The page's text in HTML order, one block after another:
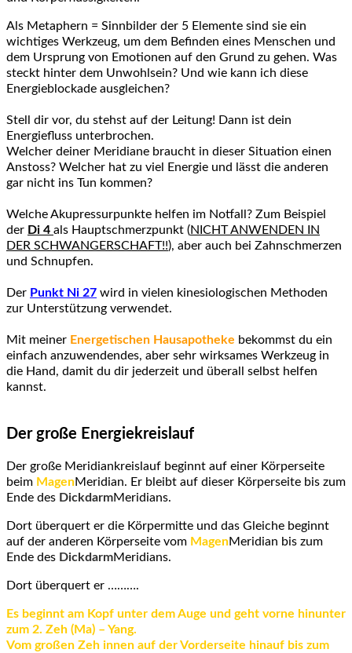
Als Metaphern = Sinnbilder der 5 Elemente sind sie ein
wichtiges Werkzeug, um dem Befinden eines Menschen und
dem Ursprung von Emotionen auf den Grund zu gehen. Was
steckt hinter dem Unwohlsein? Und wie kann ich diese
Energieblockade ausgleichen?
Stell dir vor, du stehst auf der Leitung! Dann ist dein
Energiefluss unterbrochen.
Welcher deiner Meridiane braucht in dieser Situation einen
Anstoss? Welcher hat zu viel Energie und lässt die anderen
gar nicht ins Tun kommen?
Welche Akupressurpunkte helfen im Notfall? Zum Beispiel
der Di 4 als Hauptschmerzpunkt (NICHT ANWENDEN IN
DER SCHWANGERSCHAFT!!), aber auch bei Zahnschmerzen
und Schnupfen.
Der Punkt Ni 27 wird in vielen kinesiologischen Methoden
zur Unterstützung verwendet.
Mit meiner Energetischen Hausapotheke bekommst du ein
einfach anzuwendendes, aber sehr wirksames Werkzeug in
die Hand, damit du dir jederzeit und überall selbst helfen
kannst.
Der große Energiekreislauf
Der große Meridiankreislauf beginnt auf einer Körperseite
beim MagenMeridian. Er bleibt auf dieser Körperseite bis zum
Ende des DickdarmMeridians.
Dort überquert er die Körpermitte und das Gleiche beginnt
auf der anderen Körperseite vom MagenMeridian bis zum
Ende des DickdarmMeridians.
Dort überquert er ……….
Es beginnt am Kopf unter dem Auge und geht vorne hinunter
zum 2. Zeh (Ma) – Yang.
Vom großen Zeh innen auf der Vorderseite hinauf bis zum